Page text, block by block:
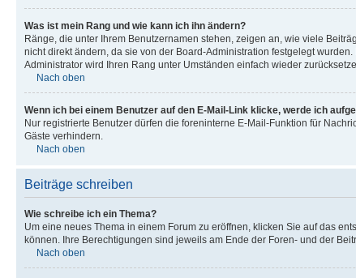
Was ist mein Rang und wie kann ich ihn ändern?
Ränge, die unter Ihrem Benutzernamen stehen, zeigen an, wie viele
nicht direkt ändern, da sie von der Board-Administration festgelegt
Administrator wird Ihren Rang unter Umständen einfach wieder
Nach oben
Wenn ich bei einem Benutzer auf den E-Mail-Link klicke, werde ich
Nur registrierte Benutzer dürfen die foreninterne E-Mail-Funktion für
Gäste verhindern.
Nach oben
Beiträge schreiben
Wie schreibe ich ein Thema?
Um eine neues Thema in einem Forum zu eröffnen, klicken Sie auf das
können. Ihre Berechtigungen sind jeweils am Ende der Foren- und der
Nach oben